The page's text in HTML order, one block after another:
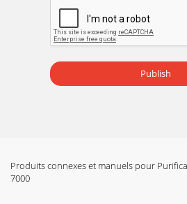
Publish
Produits connexes et manuels pour
7000